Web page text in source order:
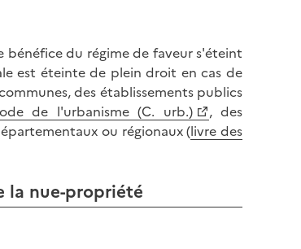
bénéfice du régime de faveur s'éteint
est éteinte de plein droit en cas de
des établissements publics
de l'urbanisme (C. urb.)
, des
ou régionaux (livre des
la nue-propriété